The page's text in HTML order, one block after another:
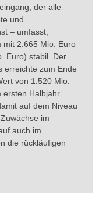
der alle
und
– umfasst,
mit 2.665 Mio. Euro
Euro) stabil. Der
erreichte zum Ende
von 1.520 Mio.
ersten Halbjahr
auf dem Niveau
im
auch im
die rückläufigen